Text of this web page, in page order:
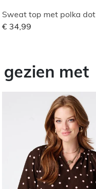
Sweat top met polka dot
€ 34,99
met